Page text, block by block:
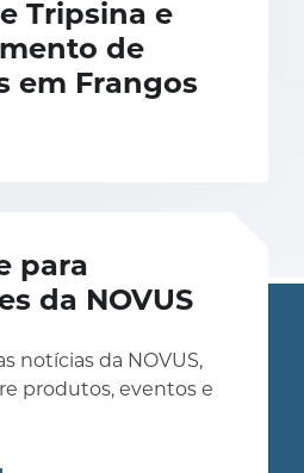
Tripsina e
de
em Frangos
para
da NOVUS
notícias da NOVUS,
produtos, eventos e